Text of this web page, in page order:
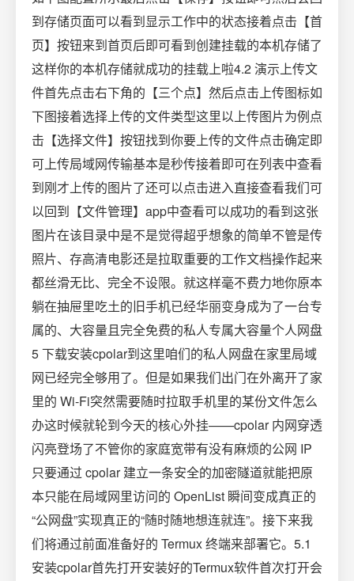
到存储页面可以看到显示工作中的状态接着点击【首
页】按钮来到首页后即可看到创建挂载的本机存储了
这样你的本机存储就成功的挂载上啦4.2 演示上传文
件首先点击右下角的【三个点】然后点击上传图标如
下图接着选择上传的文件类型这里以上传图片为例点
击【选择文件】按钮找到你要上传的文件点击确定即
可上传局域网传输基本是秒传接着即可在列表中查看
到刚才上传的图片了还可以点击进入直接查看我们可
以回到【文件管理】app中查看可以成功的看到这张
图片在该目录中是不是觉得超乎想象的简单不管是传
照片、存高清电影还是拉取重要的工作文档操作起来
都丝滑无比、完全不设限。就这样毫不费力地你原本
躺在抽屉里吃土的旧手机已经华丽变身成为了一台专
属的、大容量且完全免费的私人专属大容量个人网盘
5 下载安装cpolar到这里咱们的私人网盘在家里局域
网已经完全够用了。但是如果我们出门在外离开了家
里的 Wi-Fi突然需要随时拉取手机里的某份文件怎么
办这时候就轮到今天的核心外挂——cpolar 内网穿透
闪亮登场了不管你的家庭宽带有没有麻烦的公网 IP
只要通过 cpolar 建立一条安全的加密隧道就能把原
本只能在局域网里访问的 OpenList 瞬间变成真正的
“公网盘”实现真正的“随时随地想连就连”。接下来我
们将通过前面准备好的 Termux 终端来部署它。5.1
安装cpolar首先打开安装好的Termux软件首次打开会